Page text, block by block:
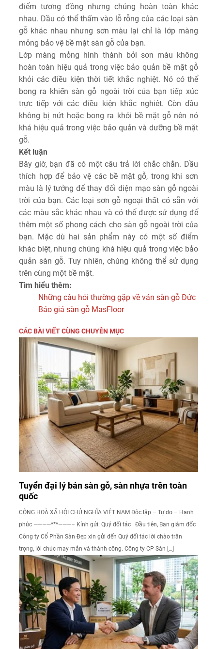
điểm tương đồng nhưng chúng hoàn toàn khác
nhau. Dầu có thể thấm vào lỗ rỗng của các loại sàn
gỗ khác nhau nhưng sơn màu lại chỉ là lớp màng
mỏng bảo vệ bề mặt sàn gỗ của bạn.
Lớp màng mỏng hình thành bởi sơn màu không
hoàn toàn hiệu quả trong việc bảo quản bề mặt gỗ
khỏi các điều kiện thời tiết khắc nghiệt. Nó có thể
bong ra khiến sàn gỗ ngoài trời của bạn tiếp xúc
trực tiếp với các điều kiện khắc nghiêt. Còn dầu
không bị nứt hoặc bong ra khỏi bề mặt gỗ nên nó
khá hiệu quả trong việc bảo quản và dưỡng bề mặt
gỗ.
Kết luận
Bây giờ, bạn đã có một câu trả lời chắc chắn. Dầu
thích hợp để bảo vệ các bề mặt gỗ, trong khi sơn
màu là lý tưởng để thay đổi diện mạo sàn gỗ ngoài
trời của bạn. Các loại sơn gỗ ngoại thất có sẵn với
các màu sắc khác nhau và có thể được sử dụng để
thêm một số phong cách cho sàn gỗ ngoài trời của
bạn. Mặc dù hai sản phẩm này có một số điểm
khác biệt, nhưng chúng khá hiệu quả trong việc bảo
quản sàn gỗ. Tuy nhiên, chúng không thể sử dụng
trên cùng một bề mặt.
Tìm hiểu thêm:
Những câu hỏi thường gặp về ván sàn gỗ Đức
Báo giá sàn gỗ MasFloor
CÁC BÀI VIẾT CÙNG CHUYÊN MỤC
Tuyển đại lý bán sàn gỗ, sàn nhựa trên toàn
quốc
CỘNG HOÀ XÃ HỘI CHỦ NGHĨA VIỆT NAM Độc lập – Tự do – Hạnh
phúc ————***———– Kính gửi: Quý đối tác Đầu tiên, Ban giám đốc
Công ty Cổ Phần Sàn Đẹp xin gửi đến Quý đối tác lời chào trân
trọng, lời chúc may mắn và thành công. Công ty CP Sàn […]